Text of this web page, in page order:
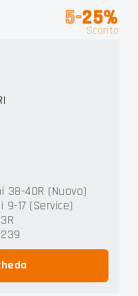
5-25%
Sconto
38-40R (Nuovo)
9-17 (Service)